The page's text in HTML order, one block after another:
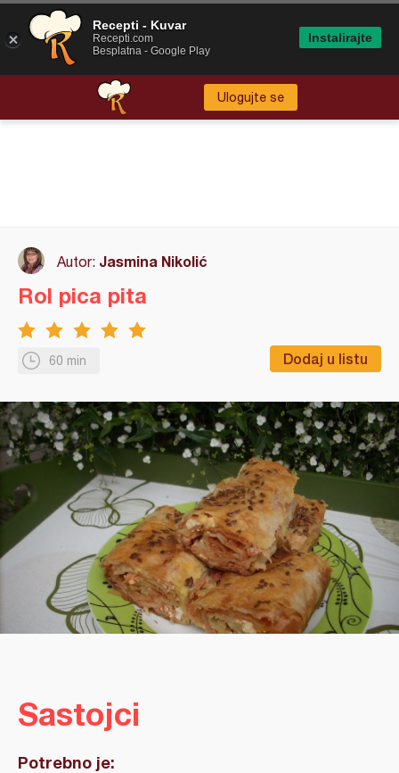
Ulogujte se
Autor: Jasmina Nikolić
60 min Dodaj u listu
Rol pica pita
Sastojci
Potrebno je:
Recepti - Kuvar
Recepti.com
Besplatna - Google Play
Instalirajte